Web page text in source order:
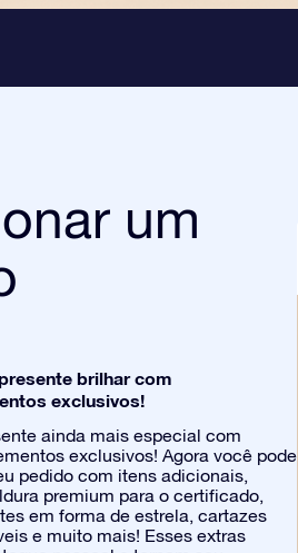
um
brilhar com
exclusivos!
ainda mais especial com
exclusivos! Agora você pode
pedido com itens adicionais,
premium para o certificado,
em forma de estrela, cartazes
e muito mais! Esses extras